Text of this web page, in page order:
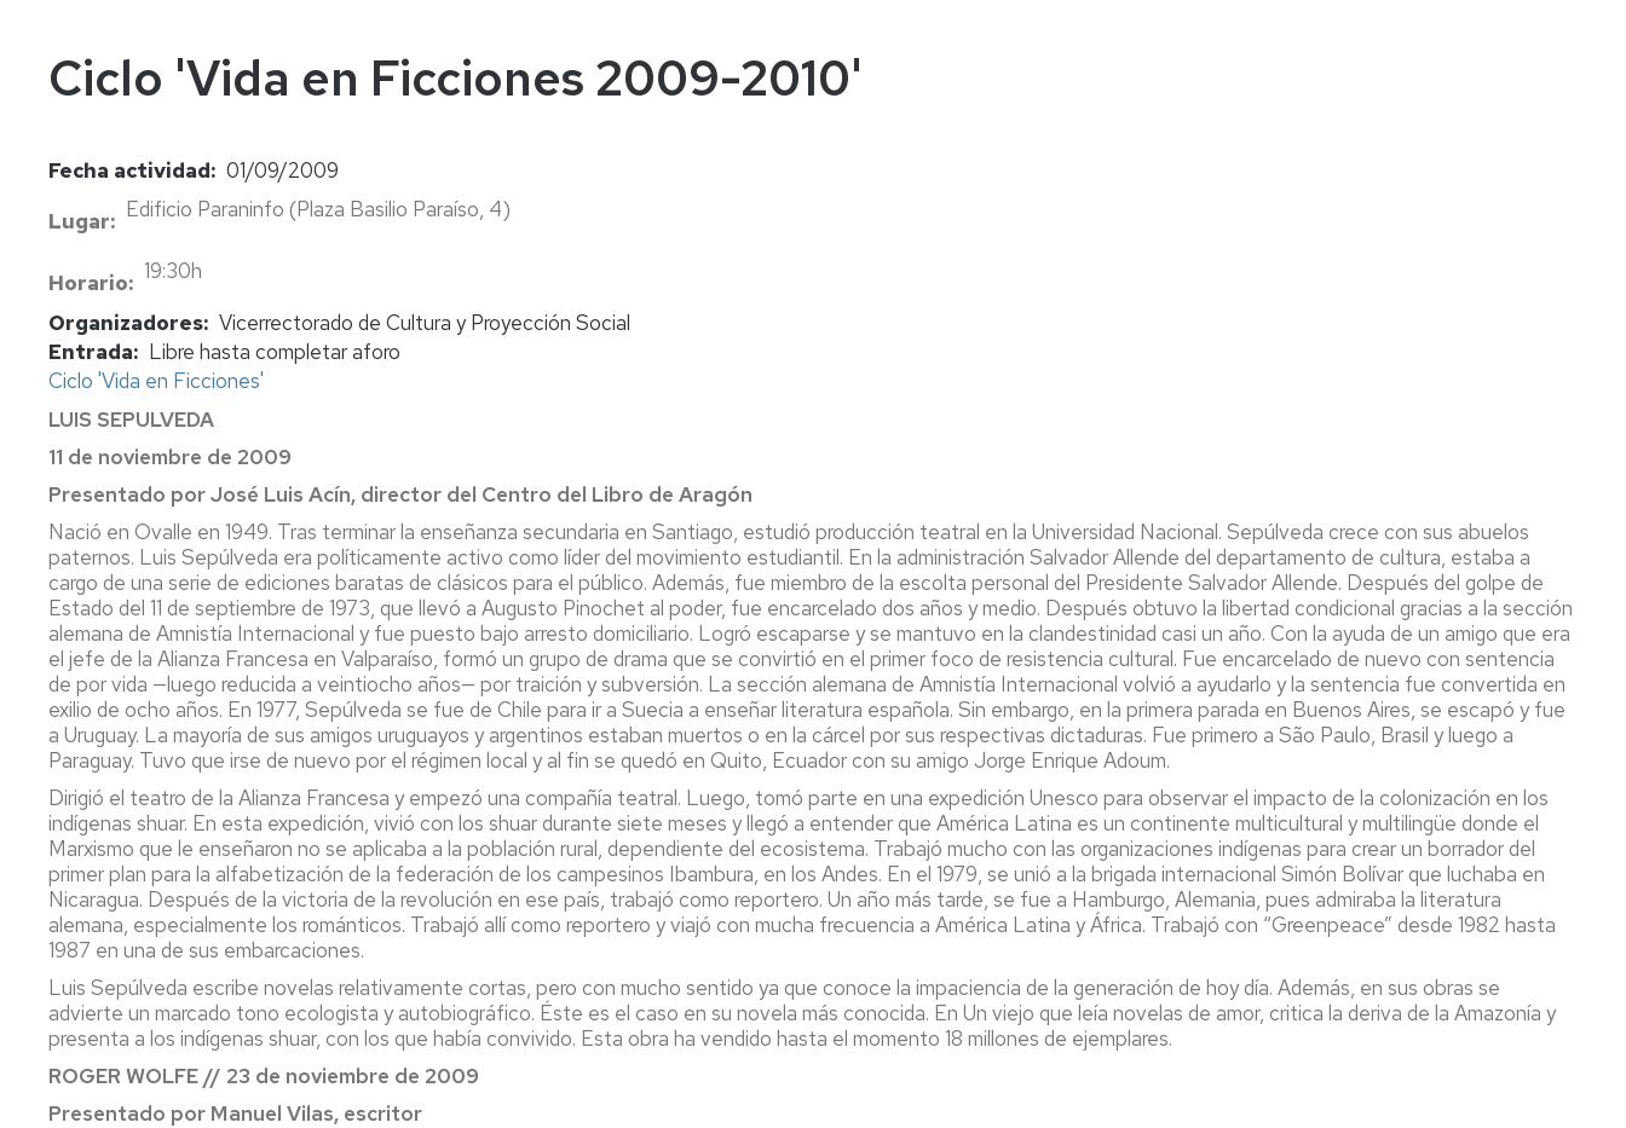
Ciclo 'Vida en Ficciones 2009-2010'
Fecha actividad
01/09/2009
Lugar
Edificio Paraninfo (Plaza Basilio Paraíso, 4)
Horario
19:30h
Organizadores Vicerrectorado de Cultura y Proyección Social
Entrada
Libre hasta completar aforo
Ciclo 'Vida en Ficciones'
LUIS SEPULVEDA
11 de noviembre de 2009
Presentado por José Luis Acín, director del Centro del Libro de Aragón
Nació en Ovalle en 1949. Tras terminar la enseñanza secundaria en Santiago, estudió producción teatral en la Universidad Nacional. Sepúlveda crece con sus abuelos
paternos. Luis Sepúlveda era políticamente activo como líder del movimiento estudiantil. En la administración Salvador Allende del departamento de cultura, estaba a
cargo de una serie de ediciones baratas de clásicos para el público. Además, fue miembro de la escolta personal del Presidente Salvador Allende. Después del golpe de
Estado del 11 de septiembre de 1973, que llevó a Augusto Pinochet al poder, fue encarcelado dos años y medio. Después obtuvo la libertad condicional gracias a la sección
alemana de Amnistía Internacional y fue puesto bajo arresto domiciliario. Logró escaparse y se mantuvo en la clandestinidad casi un año. Con la ayuda de un amigo que era
el jefe de la Alianza Francesa en Valparaíso, formó un grupo de drama que se convirtió en el primer foco de resistencia cultural. Fue encarcelado de nuevo con sentencia
de por vida —luego reducida a veintiocho años— por traición y subversión. La sección alemana de Amnistía Internacional volvió a ayudarlo y la sentencia fue convertida en
exilio de ocho años. En 1977, Sepúlveda se fue de Chile para ir a Suecia a enseñar literatura española. Sin embargo, en la primera parada en Buenos Aires, se escapó y fue
a Uruguay. La mayoría de sus amigos uruguayos y argentinos estaban muertos o en la cárcel por sus respectivas dictaduras. Fue primero a São Paulo, Brasil y luego a
Paraguay. Tuvo que irse de nuevo por el régimen local y al fin se quedó en Quito, Ecuador con su amigo Jorge Enrique Adoum.
Dirigió el teatro de la Alianza Francesa y empezó una compañía teatral. Luego, tomó parte en una expedición Unesco para observar el impacto de la colonización en los
indígenas shuar. En esta expedición, vivió con los shuar durante siete meses y llegó a entender que América Latina es un continente multicultural y multilingüe donde el
Marxismo que le enseñaron no se aplicaba a la población rural, dependiente del ecosistema. Trabajó mucho con las organizaciones indígenas para crear un borrador del
primer plan para la alfabetización de la federación de los campesinos Ibambura, en los Andes. En el 1979, se unió a la brigada internacional Simón Bolívar que luchaba en
Nicaragua. Después de la victoria de la revolución en ese país, trabajó como reportero. Un año más tarde, se fue a Hamburgo, Alemania, pues admiraba la literatura
alemana, especialmente los románticos. Trabajó allí como reportero y viajó con mucha frecuencia a América Latina y África. Trabajó con “Greenpeace” desde 1982 hasta
1987 en una de sus embarcaciones.
Luis Sepúlveda escribe novelas relativamente cortas, pero con mucho sentido ya que conoce la impaciencia de la generación de hoy día. Además, en sus obras se
advierte un marcado tono ecologista y autobiográfico. Éste es el caso en su novela más conocida. En Un viejo que leía novelas de amor, critica la deriva de la Amazonía y
presenta a los indígenas shuar, con los que había convivido. Esta obra ha vendido hasta el momento 18 millones de ejemplares.
ROGER WOLFE // 23 de noviembre de 2009
Presentado por Manuel Vilas, escritor